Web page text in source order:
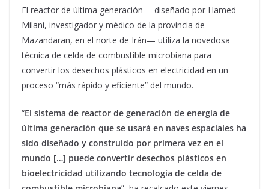
El reactor de última generación —diseñado por Hamed
Milani, investigador y médico de la provincia de
Mazandaran, en el norte de Irán— utiliza la novedosa
técnica de celda de combustible microbiana para
convertir los desechos plásticos en electricidad en un
proceso “más rápido y eficiente” del mundo.
“El sistema de reactor de generación de energía de
última generación que se usará en naves espaciales ha
sido diseñado y construido por primera vez en el
mundo […] puede convertir desechos plásticos en
bioelectricidad utilizando tecnología de celda de